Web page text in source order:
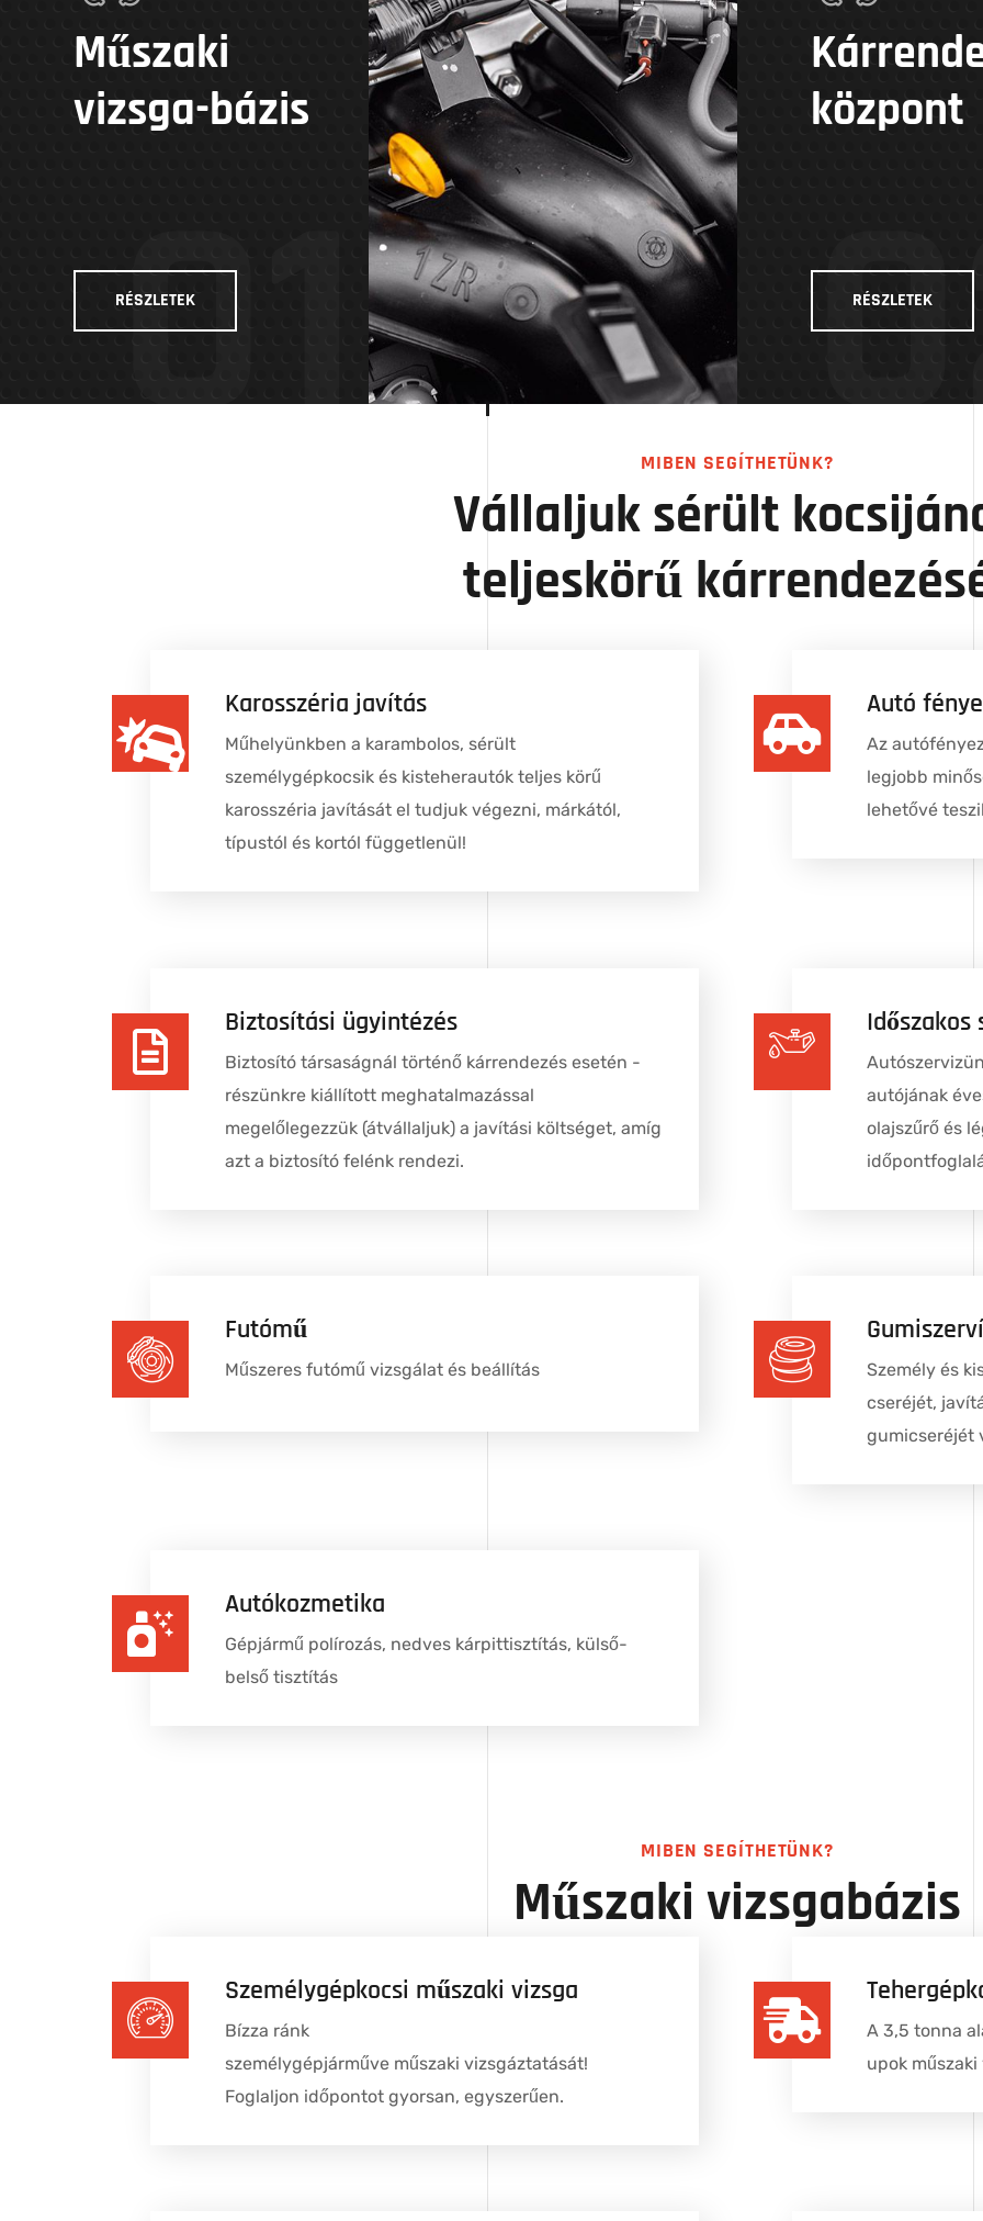
01
Műszaki
vizsga-bázis
RÉSZLETEK
központ
RÉSZLETEK
MIBEN SEGÍTHETÜNK?
Vállaljuk sérült
teljeskörű
Karosszéria javítás
Műhelyünkben a karambolos, sérült
személygépkocsik és kisteherautók teljes körű
karosszéria javítását el tudjuk végezni, márkától,
típustól és kortól függetlenül!
Autó
Az
legjobb
lehetővé
Biztosítási ügyintézés
Biztosító társaságnál történő kárrendezés esetén -
részünkre kiállított meghatalmazással
megelőlegezzük (átvállaljuk) a javítási költséget, amíg
azt a biztosító felénk rendezi.
Időszakos
autójának
olajszűrő és
Futómű
Műszeres futómű vizsgálat és beállítás
Személy és
cseréjét,
gumicseréjét
Autókozmetika
Gépjármű polírozás, nedves kárpittisztítás, külső-
belső tisztítás
MIBEN SEGÍTHETÜNK?
Műszaki vizsgabázis
Személygépkocsi műszaki vizsga
Bízza ránk
személygépjárműve műszaki vizsgáztatását!
Foglaljon időpontot gyorsan, egyszerűen.
A 3,5 tonna
upok